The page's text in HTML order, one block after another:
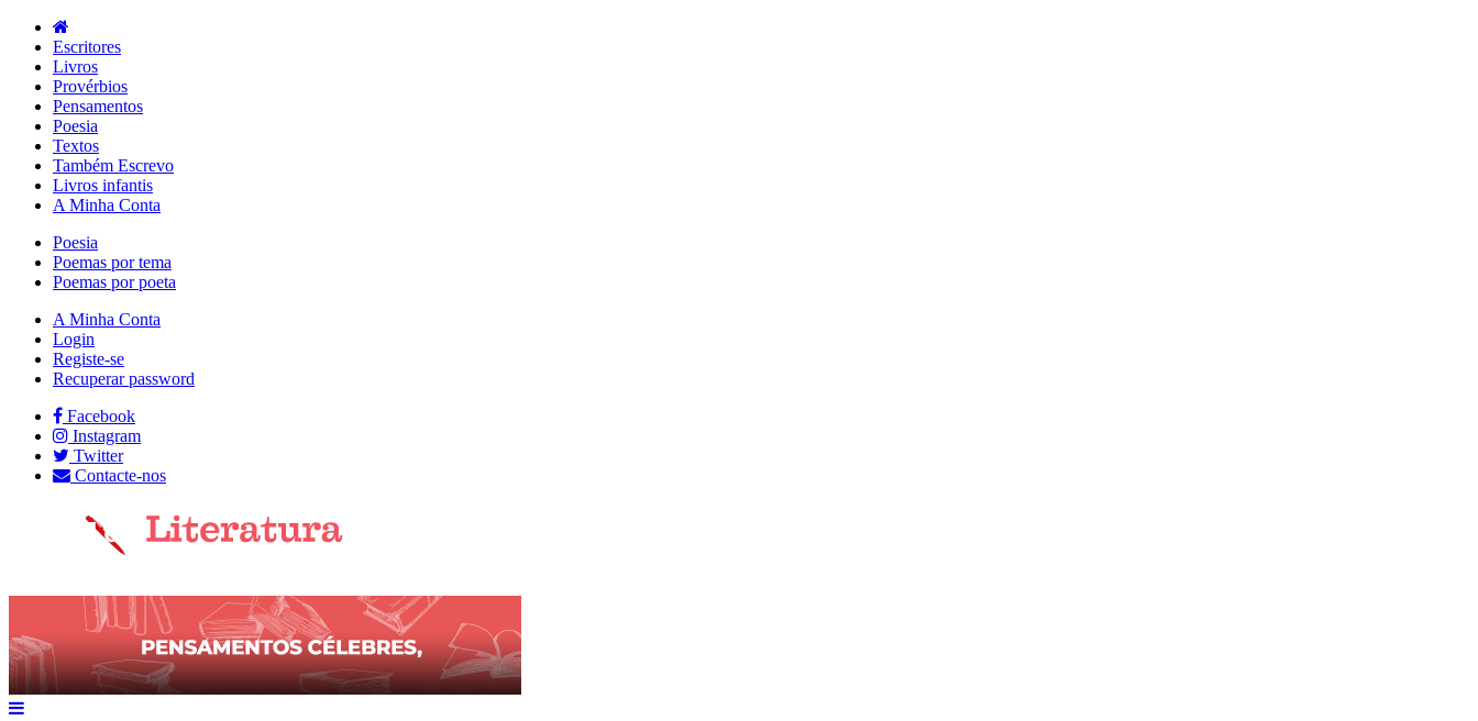
Escritores
Livros
Provérbios
Pensamentos
Poesia
Textos
Também Escrevo
Livros infantis
A Minha Conta
Poesia
Poemas por tema
Poemas por poeta
A Minha Conta
Login
Registe-se
Recuperar password
Facebook
Instagram
Twitter
Contacte-nos